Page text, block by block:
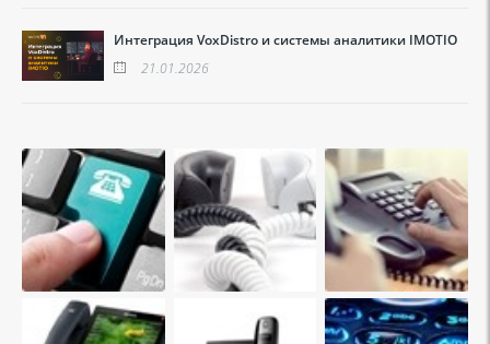
Интеграция VoxDistro и системы аналитики IMOTIO
21.01.2026